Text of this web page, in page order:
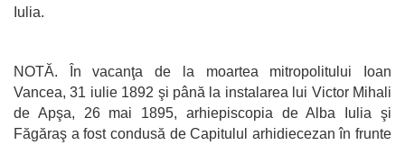
Iulia.
NOTĂ. În vacanţa de la moartea mitropolitului Ioan
Vancea, 31 iulie 1892 şi până la instalarea lui Victor Mihali
de Apşa, 26 mai 1895, arhiepiscopia de Alba Iulia şi
Făgăraş a fost condusă de Capitulul arhidiecezan în frunte